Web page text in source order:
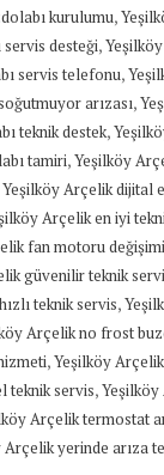
kurulumu,
desteği,
servis telefonu,
arızası,
teknik destek,
tamiri,Yeşilköy
Yeşilköy Arçelik dijital
Arçelik en iyi
fan motoru değişimi
güvenilir teknik
teknik servis,
Arçelik no frost
,Yeşilköy
teknik servis,Yeşilköy
Arçelik termostat
Arçelik yerinde arıza